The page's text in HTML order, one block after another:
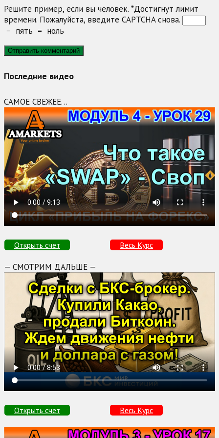
Решите пример, если вы человек. *Достигнут лимит
времени. Пожалуйста, введите CAPTCHA снова.
− пять = ноль
Последние видео
САМОЕ СВЕЖЕЕ…
Открыть счет Весь Курс
— СМОТРИМ ДАЛЬШЕ —
Открыть счет Весь Курс